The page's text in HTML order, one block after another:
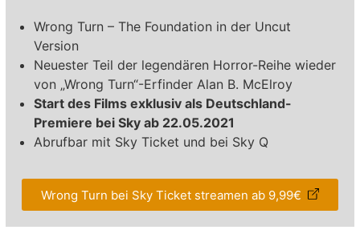
Wrong Turn – The Foundation in der Uncut
Version
Neuester Teil der legendären Horror-Reihe wieder
von „Wrong Turn“-Erfinder Alan B. McElroy
Start des Films exklusiv als Deutschland-
Premiere bei Sky ab 22.05.2021
Abrufbar mit Sky Ticket und bei Sky Q
Wrong Turn bei Sky Ticket streamen ab 9,99€